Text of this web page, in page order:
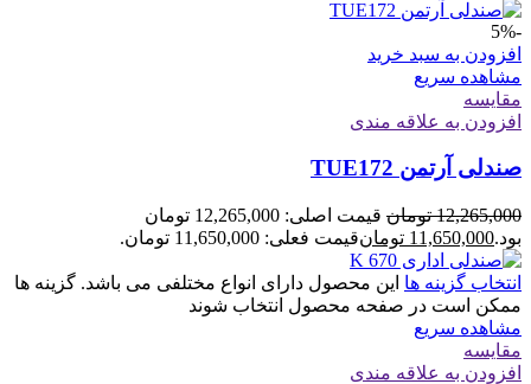
-5%
افزودن به سبد خرید
مشاهده سریع
مقایسه
افزودن به علاقه مندی
صندلی آرتمن TUE172
12,265,000 تومان
قیمت اصلی: 12,265,000 تومان
بود.11,650,000 تومانقیمت فعلی: 11,650,000 تومان.
انتخاب گزینه ها این محصول دارای انواع مختلفی می باشد. گزینه ها
ممکن است در صفحه محصول انتخاب شوند
مشاهده سریع
مقایسه
افزودن به علاقه مندی